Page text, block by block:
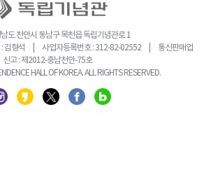
도 천안시 동남구 목천읍 독립기념관로 1
: 김형석 | 사업자등록번호 : 312-82-02552 | 통신판매업
신고 : 제2012-충남천안-75호
HALL OF KOREA. ALL RIGHTS RESERVED.